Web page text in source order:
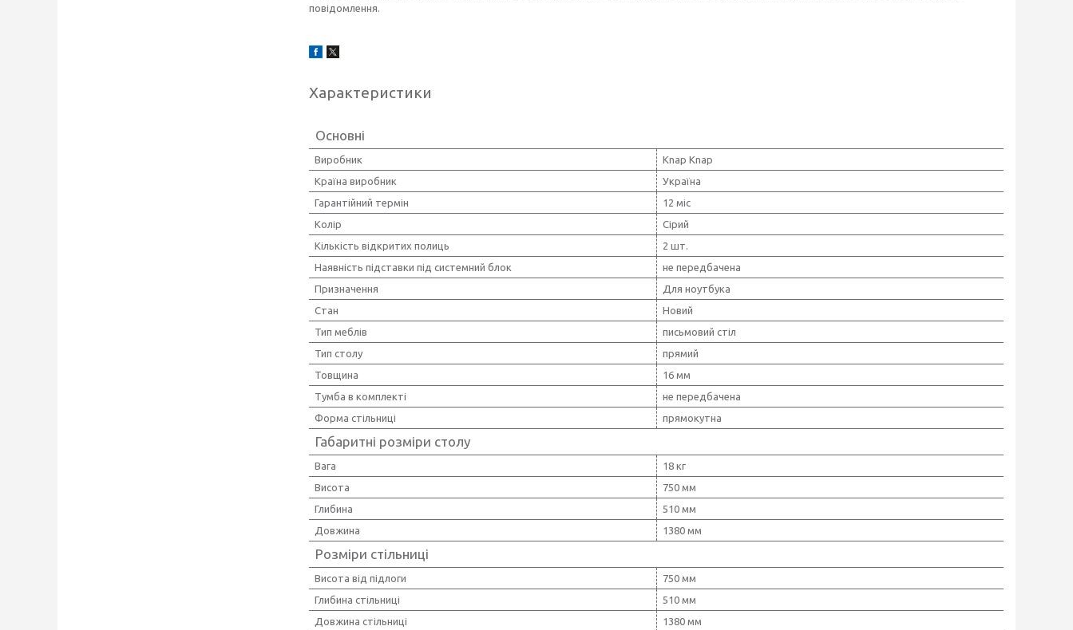
повідомлення.
Характеристики
Основні
Виробник
Knap Knap
Країна виробник
Україна
Гарантійний термін
12 міс
Колір
Сірий
Кількість відкритих полиць
2 шт.
Наявність підставки під системний блок
не передбачена
Призначення
Для ноутбука
Стан
Новий
Тип меблів
письмовий стіл
Тип столу
прямий
Товщина
16 мм
Тумба в комплекті
не передбачена
Форма стільниці
прямокутна
Габаритні розміри столу
Вага
18 кг
Висота
750 мм
Глибина
510 мм
Довжина
1380 мм
Розміри стільниці
Висота від підлоги
750 мм
Глибина стільниці
510 мм
Довжина стільниці
1380 мм